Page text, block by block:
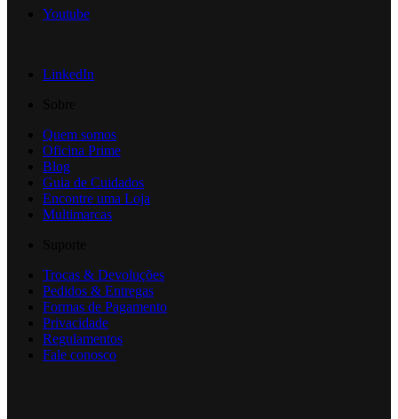
Youtube
LinkedIn
Quem somos
Oficina Prime
Blog
Guia de Cuidados
Encontre uma Loja
Multimarcas
Trocas & Devoluções
Pedidos & Entregas
Formas de Pagamento
Privacidade
Regulamentos
Fale conosco